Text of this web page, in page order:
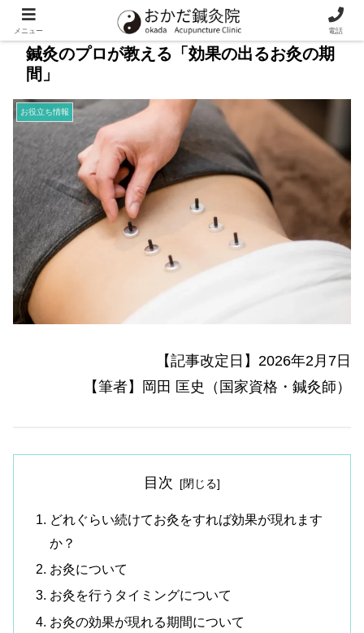
鍼灸のプロが教える「効果の出るお灸の期
間」
お役立ち情報
【記事改定日】2026年2月7日
【筆者】岡田 匡史（国家資格・鍼灸師）
目次
どれぐらい続けてお灸をすれば効果が現れます
か？
お灸について
お灸を行うタイミングについて
お灸の効果が現れる期間について
メニュー 電話